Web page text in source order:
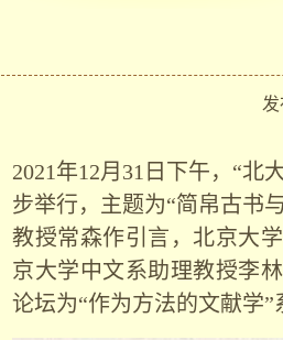
发
2021 年12月 31 日下午， “北
步举行，主题为“简帛古书
教授常森作引言，北京大
京大学中文系助理教授李
论坛为“作为方法的文献学”